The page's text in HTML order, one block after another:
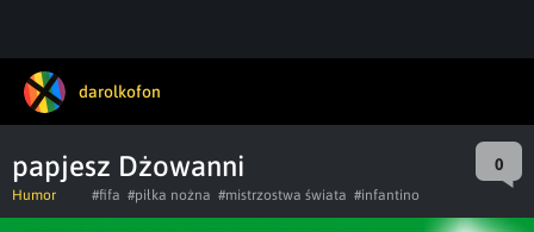
darolkofon
papjesz Dżowanni 0
Humor #fifa #piłka nożna #mistrzostwa świata #infantino